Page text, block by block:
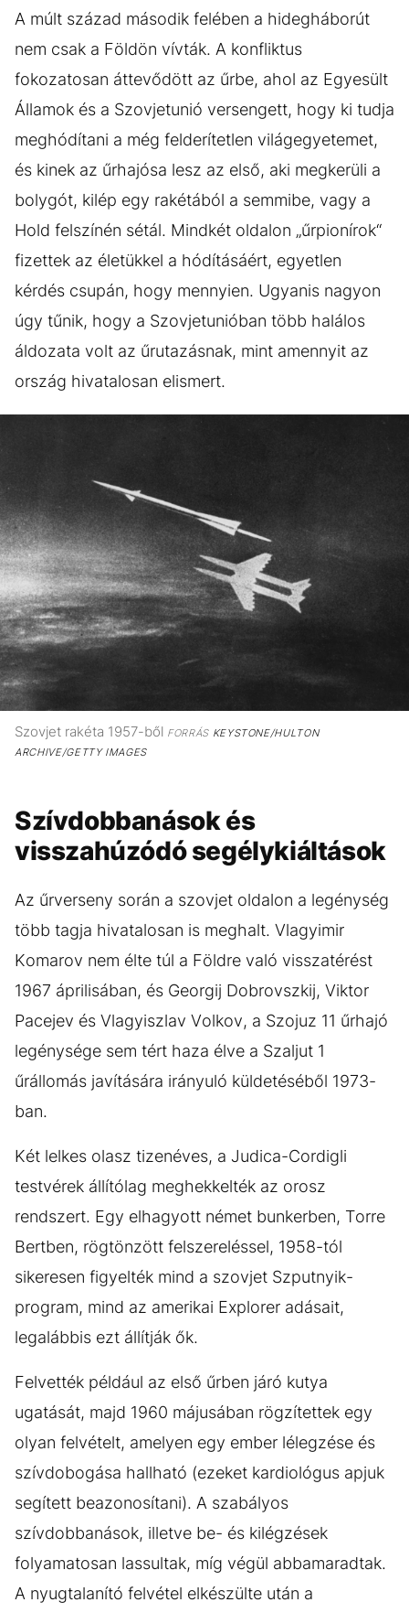
A múlt század második felében a hidegháborút
nem csak a Földön vívták. A konfliktus
fokozatosan áttevődött az űrbe, ahol az Egyesült
Államok és a Szovjetunió versengett, hogy ki tudja
meghódítani a még felderítetlen világegyetemet,
és kinek az űrhajósa lesz az első, aki megkerüli a
bolygót, kilép egy rakétából a semmibe, vagy a
Hold felszínén sétál. Mindkét oldalon „űrpionírok“
fizettek az életükkel a hódításáért, egyetlen
kérdés csupán, hogy mennyien. Ugyanis nagyon
úgy tűnik, hogy a Szovjetunióban több halálos
áldozata volt az űrutazásnak, mint amennyit az
ország hivatalosan elismert.
Szovjet rakéta 1957-ből FORRÁSKEYSTONE/HULTON
ARCHIVE/GETTY IMAGES
Szívdobbanások és
visszahúzódó segélykiáltások
Az űrverseny során a szovjet oldalon a legénység
több tagja hivatalosan is meghalt. Vlagyimir
Komarov nem élte túl a Földre való visszatérést
1967 áprilisában, és Georgij Dobrovszkij, Viktor
Pacejev és Vlagyiszlav Volkov, a Szojuz 11 űrhajó
legénysége sem tért haza élve a Szaljut 1
űrállomás javítására irányuló küldetéséből 1973-
ban.
Két lelkes olasz tizenéves, a Judica-Cordigli
testvérek állítólag meghekkelték az orosz
rendszert. Egy elhagyott német bunkerben, Torre
Bertben, rögtönzött felszereléssel, 1958-tól
sikeresen figyelték mind a szovjet Szputnyik-
program, mind az amerikai Explorer adásait,
legalábbis ezt állítják ők.
Felvették például az első űrben járó kutya
ugatását, majd 1960 májusában rögzítettek egy
olyan felvételt, amelyen egy ember lélegzése és
szívdobogása hallható (ezeket kardiológus apjuk
segített beazonosítani). A szabályos
szívdobbanások, illetve be- és kilégzések
folyamatosan lassultak, míg végül abbamaradtak.
A nyugtalanító felvétel elkészülte után a